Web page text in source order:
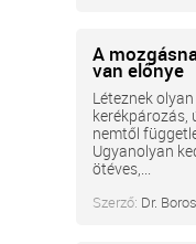
A
van előnye
Léteznek
kerékpározás,
nemtől
Ugyanolyan
ötéves,...
Szerző: Dr.